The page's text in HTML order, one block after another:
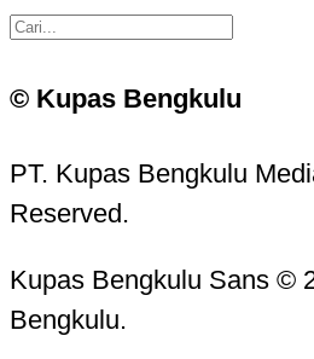
© Kupas Bengkulu
PT. Kupas Bengkulu
Reserved.
Kupas Bengkulu Sans ©
Bengkulu.